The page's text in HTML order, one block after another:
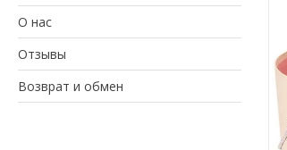
О нас
Отзывы
Возврат и обмен